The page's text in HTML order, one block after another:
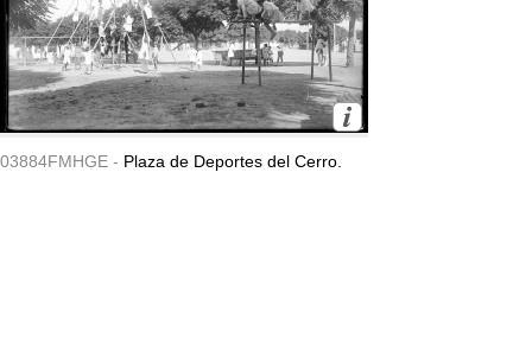
03884FMHGE - Plaza de Deportes del Cerro.